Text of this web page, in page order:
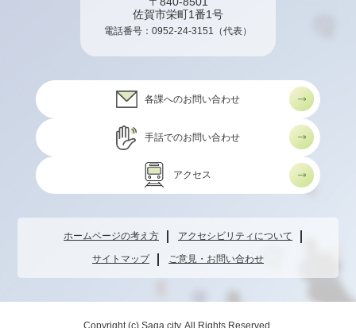
佐賀市栄町1番1号
電話番号： 0952-24-3151 （代表）
各課へのお問い合わせ
手話でのお問い合わせ
アクセス
ホームページの考え方 アクセシビリティについて
サイトマップ ご意見・お問い合わせ